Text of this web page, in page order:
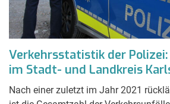
Verkehrsstatistik der
im Stadt- und Landkreis
Nach einer zuletzt im Jahr 2021